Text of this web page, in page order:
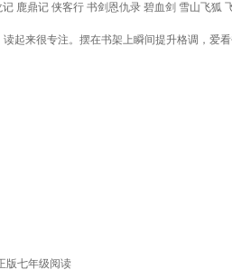
鹿鼎记 侠客行 书剑恩仇录 碧血剑 雪山飞狐
起来很专注。摆在书架上瞬间提升格调，
版七年级阅读